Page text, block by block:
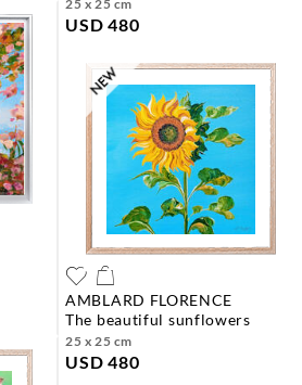
25 x 25 cm
USD 480
AMBLARD FLORENCE
the beautiful sunflowers
25 x 25 cm
USD 480